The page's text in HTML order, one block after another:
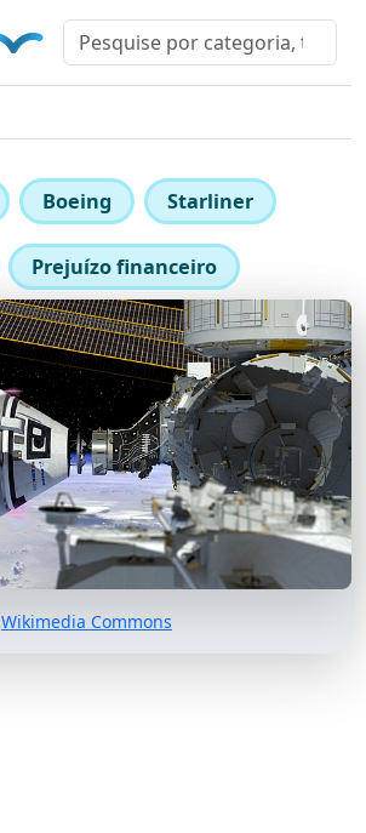
Boeing Starliner
Prejuízo financeiro
Wikimedia Commons